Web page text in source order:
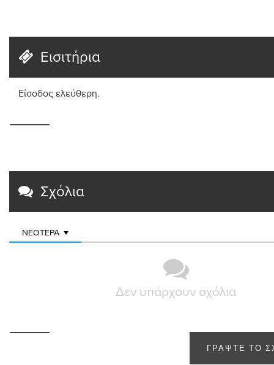
Εισιτήρια
Είσοδος ελεύθερη.
Σχόλια
ΝΕΌΤΕΡΑ
Δεν υπάρχουν σχόλια
ΓΡΆΨΤΕ ΤΟ